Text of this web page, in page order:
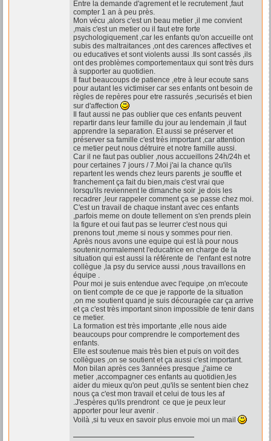
Entre la demande d'agrement et le recrutement ,faut
compter 1 an à peu près.
Mon vécu ,alors c'est un beau metier ,il me convient
,mais c'est un metier ou il faut etre forte
psychologiquement ,car les enfants qu'on accueille ont
subis des maltraitances ,ont des carences affectives et
ou educatives et sont violents aussi .Ils sont cassés ,ils
ont des problèmes comportementaux qui sont très durs
à supporter au quotidien.
Il faut beaucoups de patience ,etre à leur ecoute sans
pour autant les victimiser car ses enfants ont besoin de
règles de repères pour etre rassurés ,securisés et bien
sur d'affection
Il faut aussi ne pas oublier que ces enfants peuvent
repartir dans leur famille du jour au lendemain ,il faut
apprendre la separation. Et aussi se préserver et
préserver sa famille c'est très important ,car attention
ce metier peut nous détruire et notre famille aussi.
Car il ne faut pas oublier ,nous accueillons 24h/24h et
pour certaines 7 jours / 7.Moi j'ai la chance qu'ils
repartent les wends chez leurs parents ,je souffle et
franchement ça fait du bien,mais c'est vrai que
lorsqu'ils reviennent le dimanche soir ,je dois les
recadrer ,leur rappeler comment ça se passe chez moi.
C'est un travail de chaque instant avec ces enfants
,parfois meme on doute tellement on s'en prends plein
la figure et oui faut pas se leurrer c'est nous qui
prenons tout ,meme si nous y sommes pour rien.
Après nous avons une equipe qui est là pour nous
soutenir,normalement l'educatrice en charge de la
situation qui est aussi la référente de l'enfant est notre
collègue ,la psy du service aussi ,nous travaillons en
équipe .
Pour moi je suis entendue avec l'equipe ,on m'ecoute
on tient compte de ce que je rapporte de la situation
,on me soutient quand je suis découragée car ça arrive
et ça c'est très important sinon impossible de tenir dans
ce metier.
La formation est très importante ,elle nous aide
beaucoups pour comprendre le comportement des
enfants.
Elle est soutenue mais très bien et puis on voit des
collègues ,on se soutient et ça aussi c'est important.
Mon bilan après ces 3années presque ,j'aime ce
metier ,accompagner ces enfants au quotidien,les
aider du mieux qu'on peut ,qu'ils se sentent bien chez
nous ça c'est mon travail et celui de tous les af
.J'espères qu'ils prendront ce que je peux leur
apporter pour leur avenir .
Voilà ,si tu veux en savoir plus envoie moi un mail